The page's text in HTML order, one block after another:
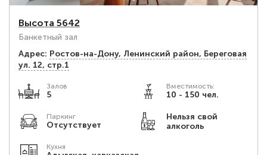
Высота 5642
Банкетный зал
Адрес: Ростов-на-Дону, Ленинский район, Береговая
ул. 12, стр.1
Залов
5
Вместимость:
10 - 150 чел.
Паркинг
Отсутствует
Нельзя свой
алкоголь
Кухня